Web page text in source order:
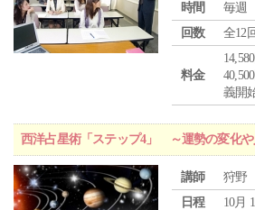
時間
毎週
回数
全12
料金
義開
西洋占星術「ステップ4」 ～運勢の変化
講師
狩野
日程
10月